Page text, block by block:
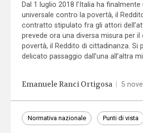
Dal 1 luglio 2018 l’Italia ha
universale contro la povertà, il
contratto stipulato fra gli attori
prevede ora una diversa misura per
povertà, il Reddito di cittadinanza. Si
delicato passaggio dall’una all’altra
Emanuele Ranci Ortigosa 5
Normativa nazionale Punti di vista